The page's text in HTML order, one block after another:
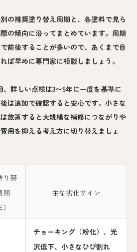
の推奨塗り替え周期と、各塗料で見ら
の傾向に沿ってまとめています。周期
前後することが多いので、あくまで目
ば早めに専門家に相談しましょう。
、詳しい点検は3〜5年に一度を基準に
は追加で確認すると安心です。小さな
放置すると大規模な補修につながりや
用を抑える考え方に切り替えましょ
り替
期
主な劣化サイン
チョーキング（粉化）、光
沢低下、小さなひび割れ